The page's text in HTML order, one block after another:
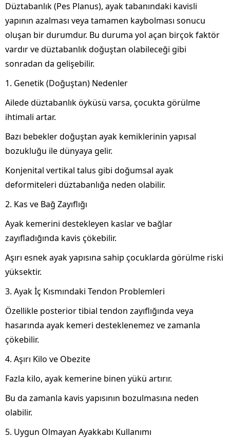
Düztabanlık (Pes Planus), ayak tabanındaki kavisli
yapının azalması veya tamamen kaybolması sonucu
oluşan bir durumdur. Bu duruma yol açan birçok faktör
vardır ve düztabanlık doğuştan olabileceği gibi
sonradan da gelişebilir.
1. Genetik (Doğuştan) Nedenler
Ailede düztabanlık öyküsü varsa, çocukta görülme
ihtimali artar.
Bazı bebekler doğuştan ayak kemiklerinin yapısal
bozukluğu ile dünyaya gelir.
Konjenital vertikal talus gibi doğumsal ayak
deformiteleri düztabanlığa neden olabilir.
2. Kas ve Bağ Zayıflığı
Ayak kemerini destekleyen kaslar ve bağlar
zayıfladığında kavis çökebilir.
Aşırı esnek ayak yapısına sahip çocuklarda görülme riski
yüksektir.
3. Ayak İç Kısmındaki Tendon Problemleri
Özellikle posterior tibial tendon zayıflığında veya
hasarında ayak kemeri desteklenemez ve zamanla
çökebilir.
4. Aşırı Kilo ve Obezite
Fazla kilo, ayak kemerine binen yükü artırır.
Bu da zamanla kavis yapısının bozulmasına neden
olabilir.
5. Uygun Olmayan Ayakkabı Kullanımı